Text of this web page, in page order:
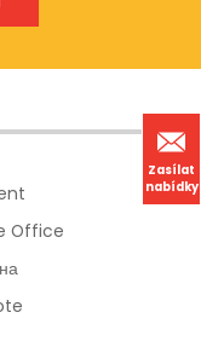
Zasílat
nabídky
Office